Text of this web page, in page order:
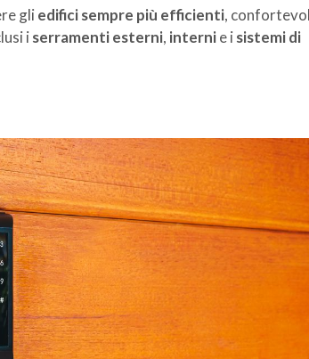
gli edifici sempre più efficienti,
i serramenti esterni, internie i sistemi di